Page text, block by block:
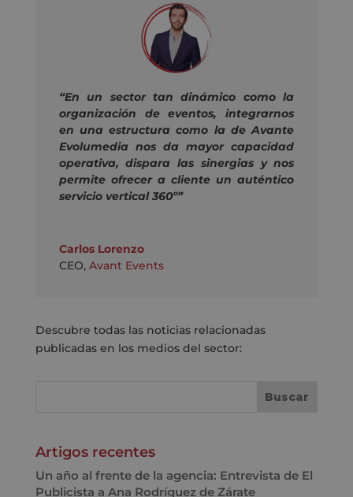
“En un sector tan dinámico como la
organización de eventos, integrarnos
en una estructura como la de Avante
Evolumedia nos da mayor capacidad
operativa, dispara las sinergias y nos
permite ofrecer a cliente un auténtico
servicio vertical 360º”
Carlos Lorenzo
CEO, Avant Events
Descubre todas las noticias relacionadas
publicadas en los medios del sector:
Artigos recentes
Un año al frente de la agencia: Entrevista de El
Publicista a Ana Rodríguez de Zárate